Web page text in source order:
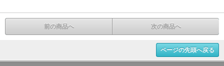
前の商品へ 次の商品へ
ページの先頭へ戻る